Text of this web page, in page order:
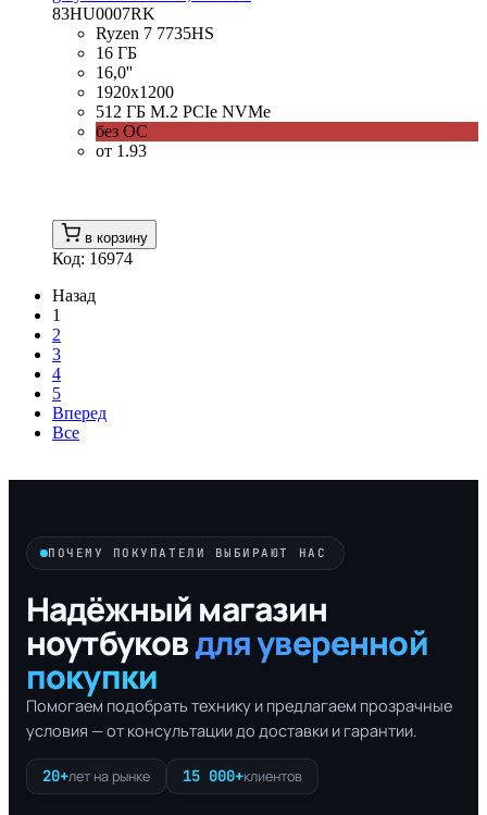
83HU0007RK
Ryzen 7 7735HS
16 ГБ
16,0''
1920x1200
512 ГБ M.2 PCIe NVMe
без ОС
от 1.93
в корзину
Код: 16974
Назад
1
2
3
4
5
Вперед
Все
ПОЧЕМУ ПОКУПАТЕЛИ ВЫБИРАЮТ НАС
Надёжный магазин
ноутбуковдля уверенной
покупки
Помогаем подобрать технику и предлагаем прозрачные
условия — от консультации до доставки и гарантии.
20+лет на рынке 15 000+клиентов